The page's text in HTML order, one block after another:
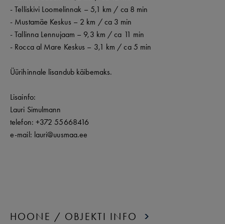
- Telliskivi Loomelinnak – 5,1 km / ca 8 min
- Mustamäe Keskus – 2 km / ca 3 min
- Tallinna Lennujaam – 9,3 km / ca 11 min
- Rocca al Mare Keskus – 3,1 km / ca 5 min
Üürihinnale lisandub käibemaks.
Lisainfo:
Lauri Simulmann
telefon: +372 55668416
e-mail: lauri@uusmaa.ee
HOONE / OBJEKTI INFO